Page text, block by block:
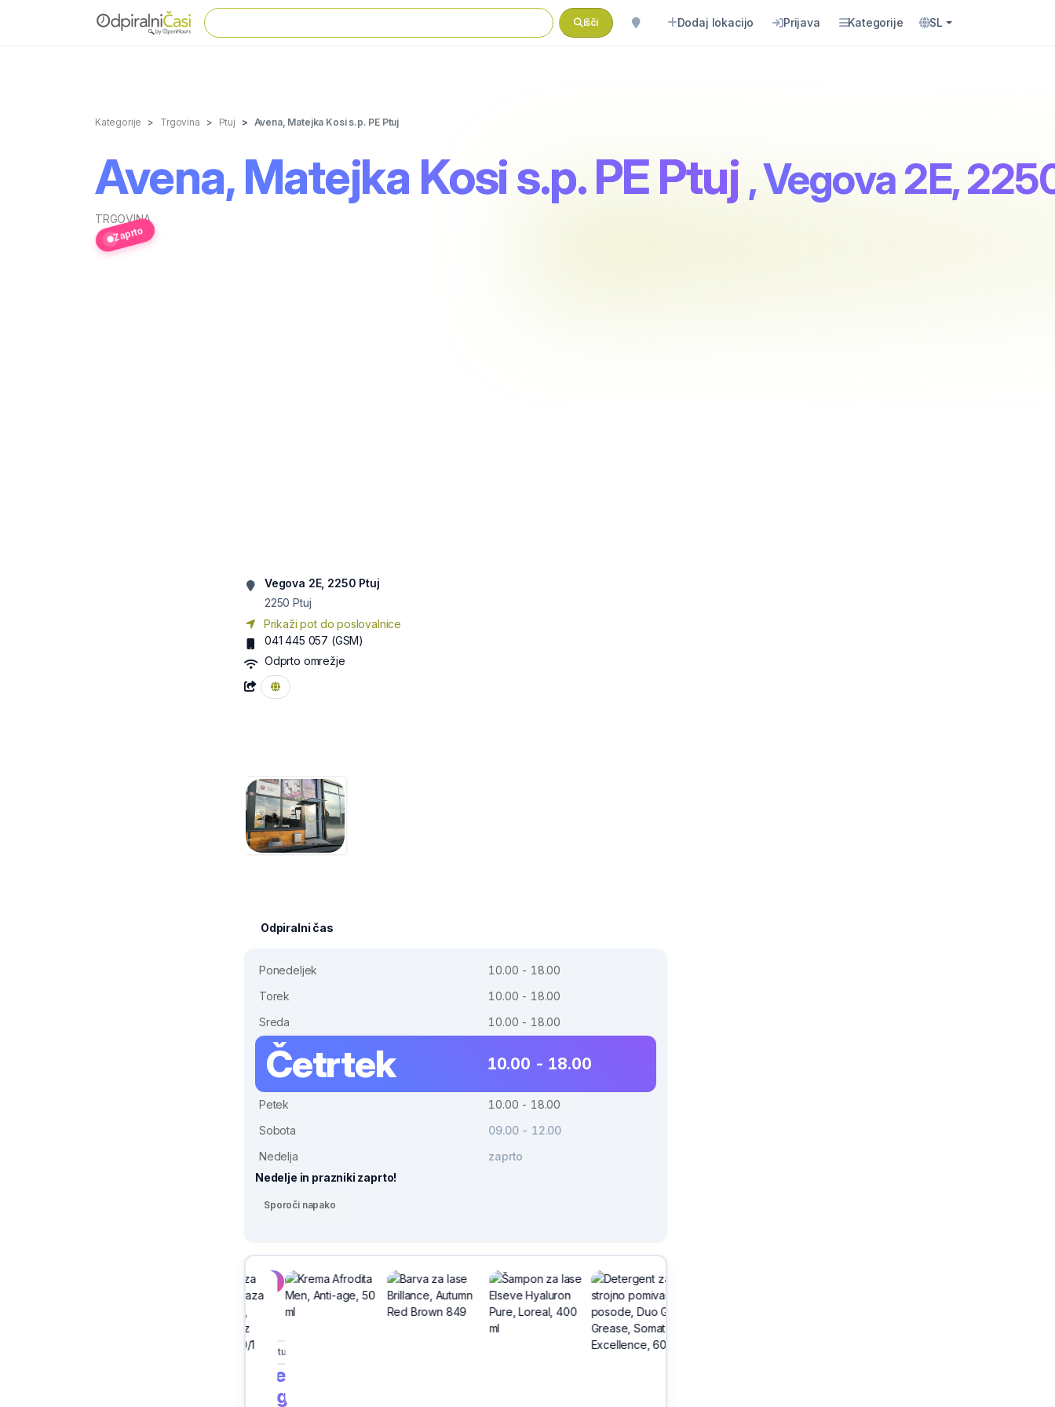
Išči Dodaj lokacijo Prijava Kategorije SL
Kategorije Trgovina Ptuj Avena, Matejka Kosi s.p. PE Ptuj
Avena, Matejka Kosi s.p. PE Ptuj , Vegova 2E,
TRGOVINA
Zaprto
Vegova 2E, 2250 Ptuj
2250 Ptuj
Prikaži pot do poslovalnice
041 445 057 (GSM)
Odprto omrežje
Odpiralni čas
Ponedeljek
10.00 - 18.00
Torek
10.00 - 18.00
Sreda
10.00 - 18.00
Četrtek 10.00 - 18.00
Petek
10.00 - 18.00
Sobota
09.00 - 12.00
Nedelja
zaprto
Nedelje in prazniki zaprto!
Sporoči napako
Sivix
Ptuj
Cene vseh
trgovcev na
-30%